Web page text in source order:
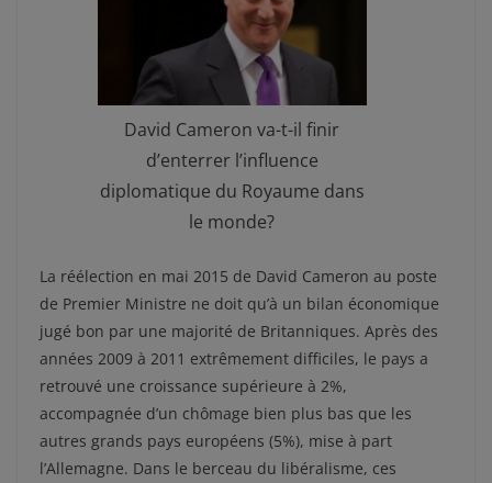
David Cameron va-t-il finir
d’enterrer l’influence
diplomatique du Royaume dans
le monde?
La réélection en mai 2015 de David Cameron au poste
de Premier Ministre ne doit qu’à un bilan économique
jugé bon par une majorité de Britanniques. Après des
années 2009 à 2011 extrêmement difficiles, le pays a
retrouvé une croissance supérieure à 2%,
accompagnée d’un chômage bien plus bas que les
autres grands pays européens (5%), mise à part
l’Allemagne. Dans le berceau du libéralisme, ces